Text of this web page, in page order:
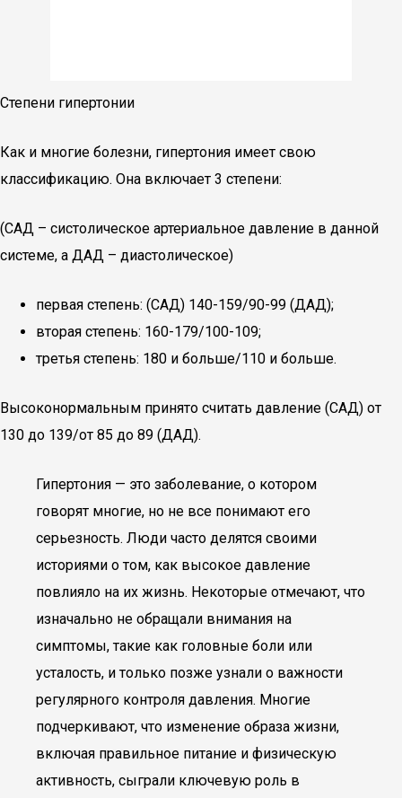
Степени гипертонии
Как и многие болезни, гипертония имеет свою
классификацию. Она включает 3 степени:
(САД – систолическое артериальное давление в данной
системе, а ДАД – диастолическое)
первая степень: (САД) 140-159/90-99 (ДАД);
вторая степень: 160-179/100-109;
третья степень: 180 и больше/110 и больше.
Высоконормальным принято считать давление (САД) от
130 до 139/от 85 до 89 (ДАД).
Гипертония — это заболевание, о котором
говорят многие, но не все понимают его
серьезность. Люди часто делятся своими
историями о том, как высокое давление
повлияло на их жизнь. Некоторые отмечают, что
изначально не обращали внимания на
симптомы, такие как головные боли или
усталость, и только позже узнали о важности
регулярного контроля давления. Многие
подчеркивают, что изменение образа жизни,
включая правильное питание и физическую
активность, сыграли ключевую роль в